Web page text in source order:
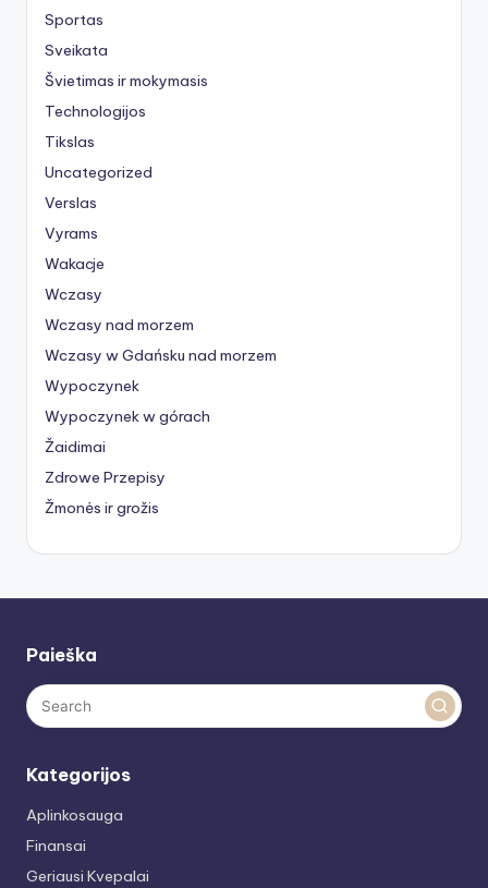
Sportas
Sveikata
Švietimas ir mokymasis
Technologijos
Tikslas
Uncategorized
Verslas
Vyrams
Wakacje
Wczasy
Wczasy nad morzem
Wczasy w Gdańsku nad morzem
Wypoczynek
Wypoczynek w górach
Žaidimai
Zdrowe Przepisy
Žmonės ir grožis
Paieška
Kategorijos
Aplinkosauga
Finansai
Geriausi Kvepalai